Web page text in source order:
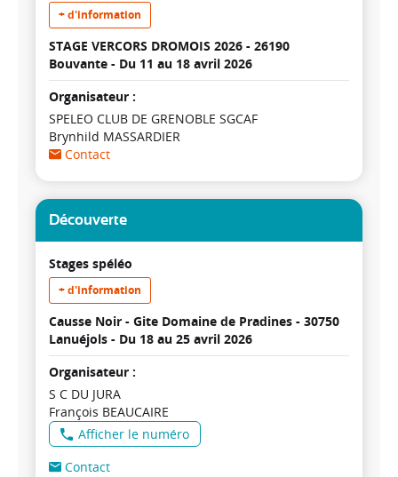
+ d'information
STAGE VERCORS DROMOIS 2026 - 26190
Bouvante - Du 11 au 18 avril 2026
Organisateur :
SPELEO CLUB DE GRENOBLE SGCAF
Brynhild MASSARDIER
Contact
Découverte
Stages spéléo
+ d'information
Causse Noir - Gite Domaine de Pradines - 30750
Lanuéjols - Du 18 au 25 avril 2026
Organisateur :
S C DU JURA
François BEAUCAIRE
Afficher le numéro
Contact